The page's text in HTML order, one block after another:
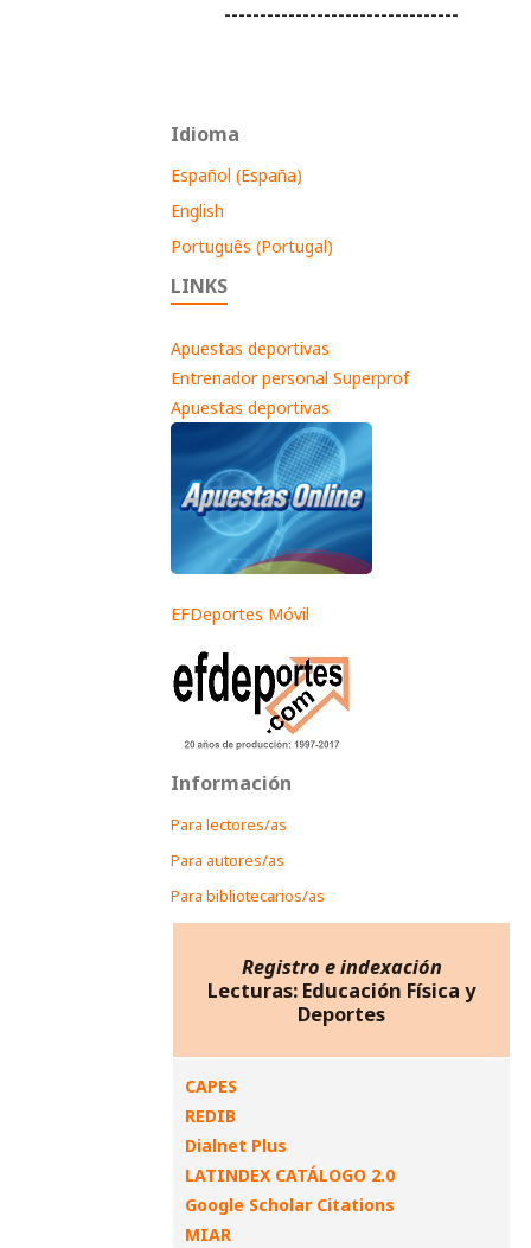
---------------------------------
Idioma
Español (España)
English
Português (Portugal)
LINKS
Apuestas deportivas
Entrenador personal Superprof
Apuestas deportivas
EFDeportes Móvil
Información
Para lectores/as
Para autores/as
Para bibliotecarios/as
Registro e indexación
Lecturas: Educación Física y
Deportes
CAPES
REDIB
Dialnet Plus
LATINDEX CATÁLOGO 2.0
Google Scholar Citations
MIAR